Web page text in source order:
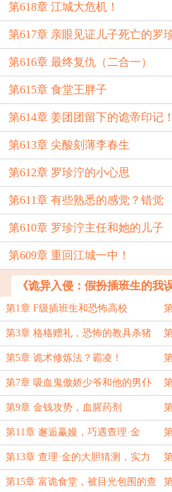
第618章 江城大危机！
第617章 亲眼见证儿子死亡的罗
第616章 最终复仇（二合一）
第615章 食堂王胖子
第614章 姜团团留下的诡帝印记！
第613章 尖酸刻薄李春生
第612章 罗珍泞的小心思
第611章 有些熟悉的感觉？错觉
第610章 罗珍泞主任和她的儿子
第609章 重回江城一中！
《诡异入侵：假扮插班生的我
第1章 F级插班生和恐怖高校
第3章 格格赠礼，恐怖的教具杀猪
刀
第5章 诡术修炼法？霸凌！
第7章 吸血鬼傲娇少爷和他的男仆
执事 骗
第9章 金钱攻势，血腥药剂
第11章 邂逅赢嫚，巧遇查理·金
第13章 查理·金的大胆猜测，实力
提升E！
第15章 富诡食堂，被目光包围的查